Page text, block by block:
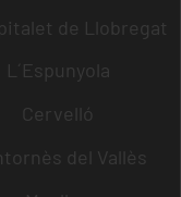
de Llobregat
L´Espunyola
Cervelló
del Vallès